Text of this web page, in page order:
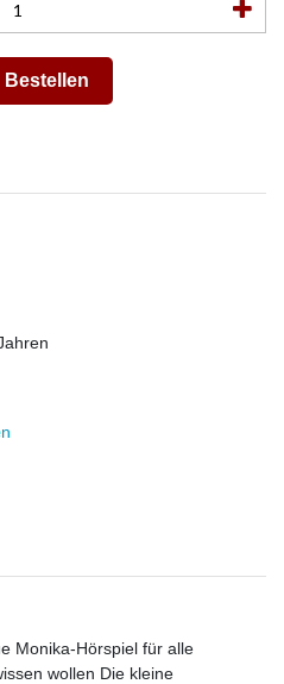
Bestellen
Monika-Hörspiel für alle
wollen Die kleine